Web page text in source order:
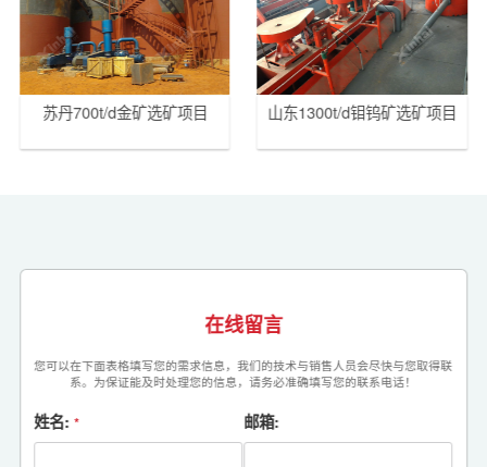
苏丹700t/d金矿选矿项目 山东1300t/d钼钨矿选矿项目
在线留言
您可以在下面表格填写您的需求信息，我们的技术与销售人员会尽快与您取得联
系。为保证能及时处理您的信息，请务必准确填写您的联系电话！
姓名: * 邮箱: